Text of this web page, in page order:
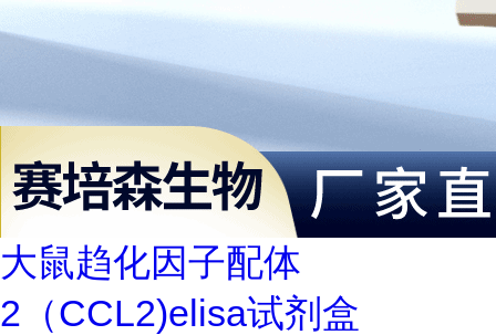
大鼠趋化因子配体
2（CCL2)elisa试剂盒